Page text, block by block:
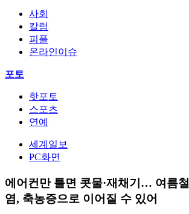
사회
칼럼
피플
온라인이슈
포토
핫포토
스포츠
연예
세계일보
PC화면
에어컨만 틀면 콧물·재채기… 여름철
염, 축농증으로 이어질 수 있어